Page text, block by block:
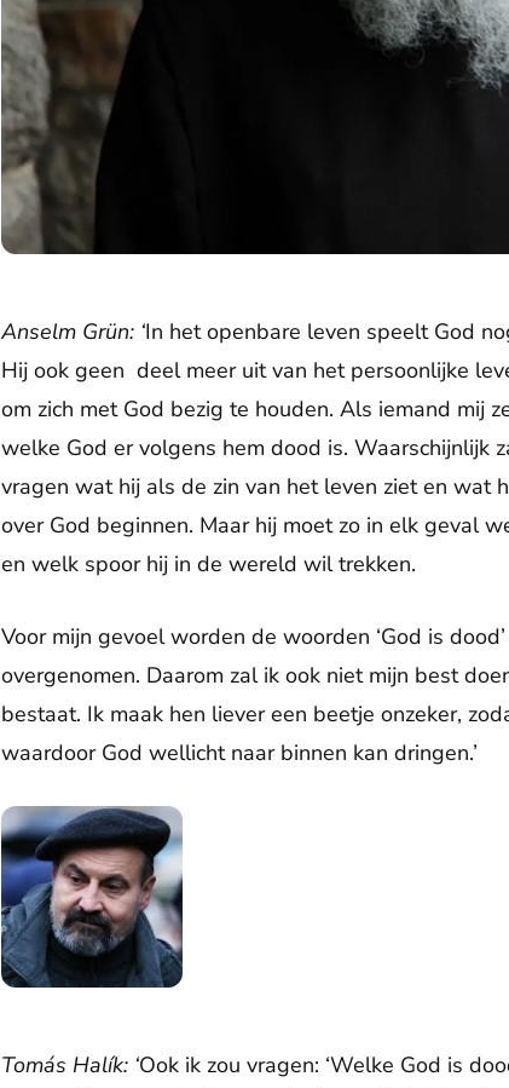
Anselm Grün: ‘In het openbare leven speelt God
Hij ook geen deel meer uit van het persoonlijke
om zich met God bezig te houden. Als iemand mij
welke God er volgens hem dood is. Waarschijnlijk
vragen wat hij als de zin van het leven ziet en wat
over God beginnen. Maar hij moet zo in elk geval
en welk spoor hij in de wereld wil trekken.
Voor mijn gevoel worden de woorden ‘God is
overgenomen. Daarom zal ik ook niet mijn best
bestaat. Ik maak hen liever een beetje onzeker,
waardoor God wellicht naar binnen kan dringen.’
Tomás Halík: ‘Ook ik zou vragen: ‘Welke God is